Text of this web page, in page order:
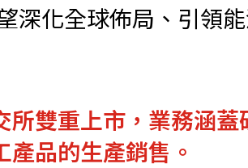
深化全球佈局、引領
雙重上市，業務涵蓋
品的生產銷售。